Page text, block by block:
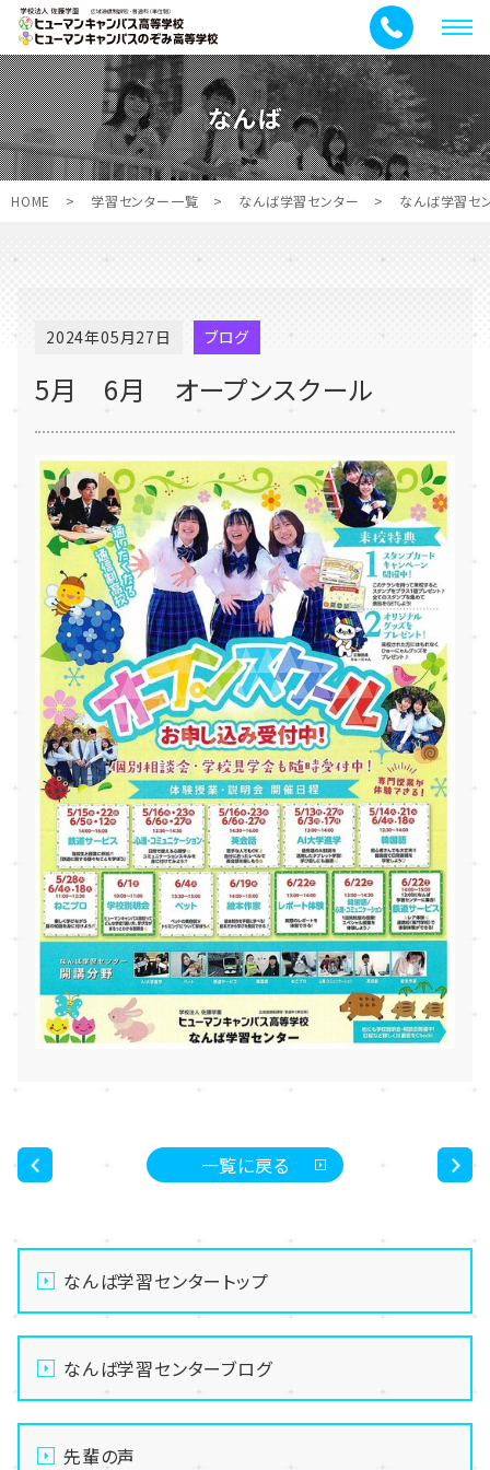
メ
ニ
ュ
ー
なんば
HOME > 学習センター一覧 > なんば学習センター > なんば学習セ
2024年05月27日 ブログ
5月 6月 オープンスクール
一覧に戻る
なんば学習センタートップ
なんば学習センターブログ
先輩の声